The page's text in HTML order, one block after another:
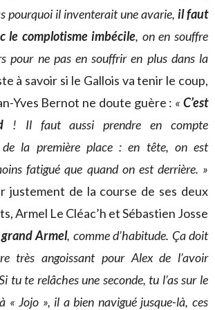
pourquoi il inventerait une avarie, il faut
le complotisme imbécile, on en souffre
pour ne pas en souffrir en plus dans la
à savoir si le Gallois va tenir le coup,
Yves Bernot ne doute guère : «C’est
! Il faut aussi prendre en compte
de la première place : en tête, on est
fatigué que quand on est derrière. »
justement de la course de ses deux
Armel Le Cléac’h et Sébastien Josse
Armel, comme d’habitude. Ça doit
très angoissant pour Alex de l’avoir
tu te relâches une seconde, tu l’as sur le
« Jojo », il a bien navigué jusque-là, ces